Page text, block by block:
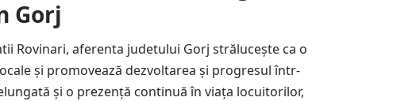
Gorj
Rovinari, aferenta judetului Gorj strălucește ca o
și promovează dezvoltarea și progresul într-
și o prezență continuă în viața locuitorilor,